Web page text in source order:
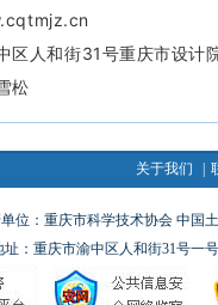
区人和街31号重庆市设计
松
关于我们
位：重庆市科学技术协会 中国
址：重庆市渝中区人和街31号一